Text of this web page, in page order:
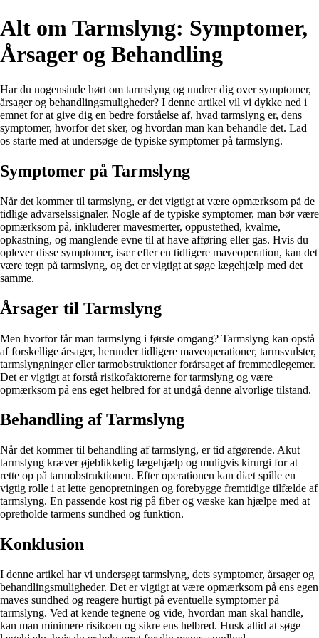
Alt om Tarmslyng: Symptomer,
Årsager og Behandling
Har du nogensinde hørt om tarmslyng og undrer dig over symptomer,
årsager og behandlingsmuligheder? I denne artikel vil vi dykke ned i
emnet for at give dig en bedre forståelse af, hvad tarmslyng er, dens
symptomer, hvorfor det sker, og hvordan man kan behandle det. Lad
os starte med at undersøge de typiske symptomer på tarmslyng.
Symptomer på Tarmslyng
Når det kommer til tarmslyng, er det vigtigt at være opmærksom på de
tidlige advarselssignaler. Nogle af de typiske symptomer, man bør være
opmærksom på, inkluderer mavesmerter, oppustethed, kvalme,
opkastning, og manglende evne til at have afføring eller gas. Hvis du
oplever disse symptomer, især efter en tidligere maveoperation, kan det
være tegn på tarmslyng, og det er vigtigt at søge lægehjælp med det
samme.
Årsager til Tarmslyng
Men hvorfor får man tarmslyng i første omgang? Tarmslyng kan opstå
af forskellige årsager, herunder tidligere maveoperationer, tarmsvulster,
tarmslyngninger eller tarmobstruktioner forårsaget af fremmedlegemer.
Det er vigtigt at forstå risikofaktorerne for tarmslyng og være
opmærksom på ens eget helbred for at undgå denne alvorlige tilstand.
Behandling af Tarmslyng
Når det kommer til behandling af tarmslyng, er tid afgørende. Akut
tarmslyng kræver øjeblikkelig lægehjælp og muligvis kirurgi for at
rette op på tarmobstruktionen. Efter operationen kan diæt spille en
vigtig rolle i at lette genopretningen og forebygge fremtidige tilfælde af
tarmslyng. En passende kost rig på fiber og væske kan hjælpe med at
opretholde tarmens sundhed og funktion.
Konklusion
I denne artikel har vi undersøgt tarmslyng, dets symptomer, årsager og
behandlingsmuligheder. Det er vigtigt at være opmærksom på ens egen
maves sundhed og reagere hurtigt på eventuelle symptomer på
tarmslyng. Ved at kende tegnene og vide, hvordan man skal handle,
kan man minimere risikoen og sikre ens helbred. Husk altid at søge